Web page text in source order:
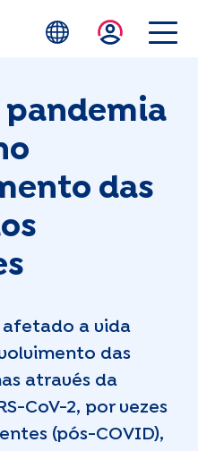
Skip to main content
das
afetado a vida
das
através da
CoV-2, por vezes
(pós-COVID),